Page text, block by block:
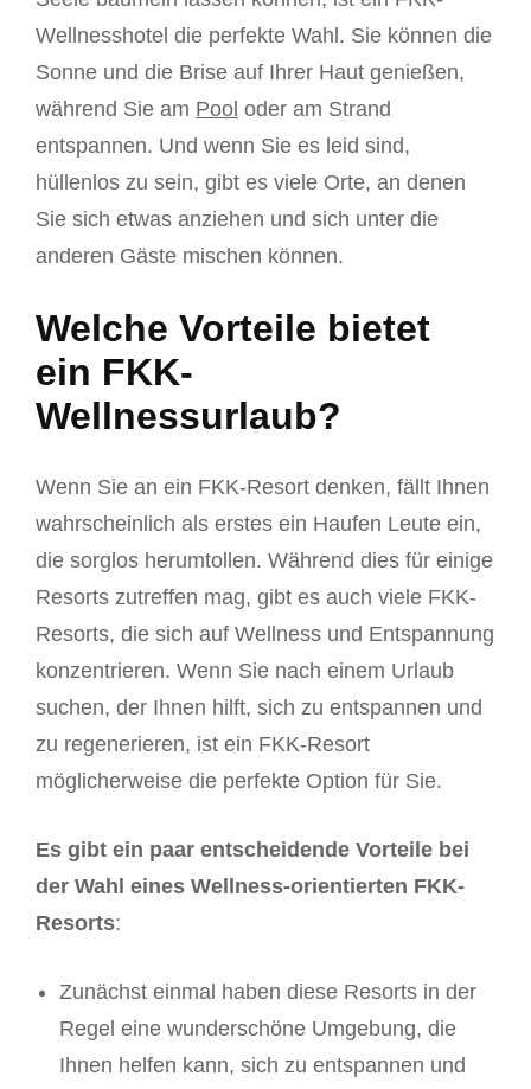
Wellnesshotel die perfekte Wahl. Sie können die
Sonne und die Brise auf Ihrer Haut genießen,
während Sie am Pool oder am Strand
entspannen. Und wenn Sie es leid sind,
hüllenlos zu sein, gibt es viele Orte, an denen
Sie sich etwas anziehen und sich unter die
anderen Gäste mischen können.
Welche Vorteile bietet
ein FKK-
Wellnessurlaub?
Wenn Sie an ein FKK-Resort denken, fällt Ihnen
wahrscheinlich als erstes ein Haufen Leute ein,
die sorglos herumtollen. Während dies für einige
Resorts zutreffen mag, gibt es auch viele FKK-
Resorts, die sich auf Wellness und Entspannung
konzentrieren. Wenn Sie nach einem Urlaub
suchen, der Ihnen hilft, sich zu entspannen und
zu regenerieren, ist ein FKK-Resort
möglicherweise die perfekte Option für Sie.
Es gibt ein paar entscheidende Vorteile bei
der Wahl eines Wellness-orientierten FKK-
Resorts:
Zunächst einmal haben diese Resorts in der
Regel eine wunderschöne Umgebung, die
Ihnen helfen kann, sich zu entspannen und